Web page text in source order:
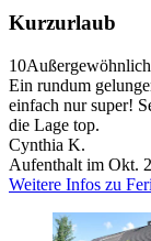
Kurzurlaub
10Außergewöhnlich
Ein rundum
einfach nur super!
die Lage top.
Cynthia K.
Aufenthalt im Okt.
Weitere Infos zu